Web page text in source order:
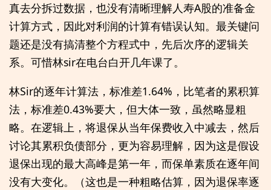
真去分拆过数据，也没有清晰理解人寿A股的准备金
计算方式，因此对利润的计算有错误认知。最关键问
题还是没有搞清整个方程式中，先后次序的逻辑关
系。可惜林sir在电台白开几年课了。
林Sir的逐年计算法，标准差1.64%，比笔者的累积算
法，标准差0.43%要大，但大体一致，虽然略显粗
略。在逻辑上，将退保从当年保费收入中减去，然后
讨论其累积负债部分，更为容易理解，因为这是假设
退保出现的最大高峰是第一年，而保单素质在逐年间
没有大变化。（这也是一种粗略估算，因为退保率逐